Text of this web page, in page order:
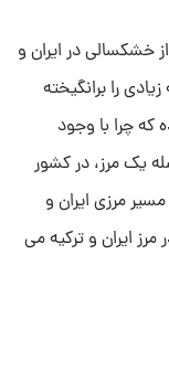
خشکسالی در ایران و
را برانگیخته
که چرا با وجود
یک مرز، در کشور
مرزی ایران و
ایران و ترکیه می